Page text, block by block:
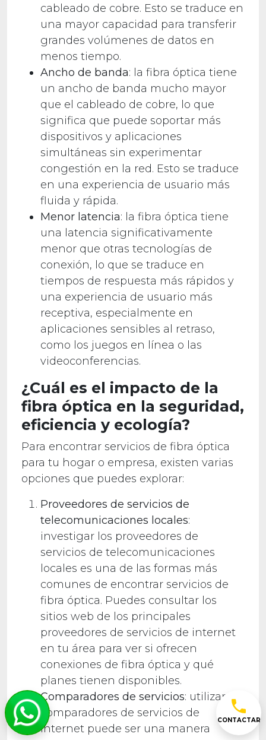
cableado de cobre. Esto se traduce en
una mayor capacidad para transferir
grandes volúmenes de datos en
menos tiempo.
Ancho de banda: la fibra óptica tiene
un ancho de banda mucho mayor
que el cableado de cobre, lo que
significa que puede soportar más
dispositivos y aplicaciones
simultáneas sin experimentar
congestión en la red. Esto se traduce
en una experiencia de usuario más
fluida y rápida.
Menor latencia: la fibra óptica tiene
una latencia significativamente
menor que otras tecnologías de
conexión, lo que se traduce en
tiempos de respuesta más rápidos y
una experiencia de usuario más
receptiva, especialmente en
aplicaciones sensibles al retraso,
como los juegos en línea o las
videoconferencias.
¿Cuál es el impacto de la
fibra óptica en la seguridad,
eficiencia y ecología?
Para encontrar servicios de fibra óptica
para tu hogar o empresa, existen varias
opciones que puedes explorar:
Proveedores de servicios de
telecomunicaciones locales:
investigar los proveedores de
servicios de telecomunicaciones
locales es una de las formas más
comunes de encontrar servicios de
fibra óptica. Puedes consultar los
sitios web de los principales
proveedores de servicios de internet
en tu área para ver si ofrecen
conexiones de fibra óptica y qué
planes tienen disponibles.
Comparadores de servicios: utilizar
comparadores de servicios de
internet puede ser una manera
CONTACTAR